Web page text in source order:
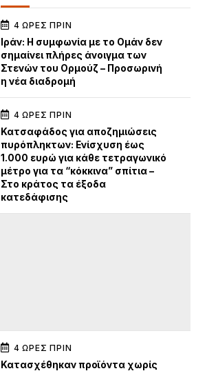
4 ΏΡΕΣ ΠΡΙΝ
Iράν: Η συμφωνία με το Ομάν δεν
σημαίνει πλήρες άνοιγμα των
Στενών του Ορμούζ – Προσωρινή
η νέα διαδρομή
4 ΏΡΕΣ ΠΡΙΝ
Κατσαφάδος για αποζημιώσεις
πυρόπληκτων: Ενίσχυση έως
1.000 ευρώ για κάθε τετραγωνικό
μέτρο για τα “κόκκινα” σπίτια –
Στο κράτος τα έξοδα
κατεδάφισης
4 ΏΡΕΣ ΠΡΙΝ
Κατασχέθηκαν προϊόντα χωρίς